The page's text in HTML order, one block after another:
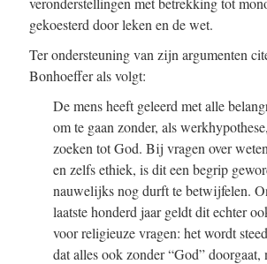
gekoesterd door leken en de wet.
Ter ondersteuning van zijn argumenten
Bonhoeffer als volgt:
De mens heeft geleerd met alle
om te gaan zonder, als
zoeken tot God. Bij vragen over
en zelfs ethiek, is dit een begrip
nauwelijks nog durft te betwijfelen.
laatste honderd jaar geldt dit echter
voor religieuze vragen: het wordt
dat alles ook zonder “God” doorgaat,